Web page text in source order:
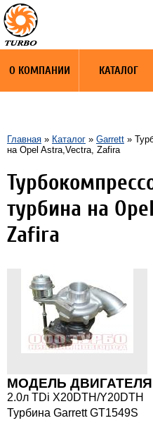
О КОМПАНИИ КАТАЛОГ
Главная » Каталог » Garrett »
на Opel Astra,Vectra, Zafira
турбина на
Zafira
МОДЕЛЬ ДВИГАТЕЛЯ
2.0л TDi X20DTH/Y20DTH
Турбина Garrett GT1549S